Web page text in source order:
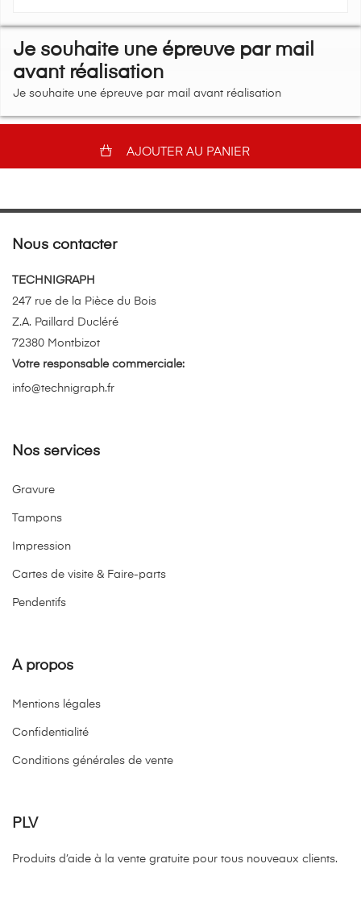
Je souhaite une épreuve par mail
avant réalisation
Je souhaite une épreuve par mail avant réalisation
AJOUTER AU PANIER
Nous contacter
TECHNIGRAPH
247 rue de la Pièce du Bois
Z.A. Paillard Ducléré
72380 Montbizot
Votre responsable commerciale:
info@technigraph.fr
Nos services
Gravure
Tampons
Impression
Cartes de visite & Faire-parts
Pendentifs
A propos
Mentions légales
Confidentialité
Conditions générales de vente
PLV
Produits d’aide à la vente gratuite pour tous nouveaux clients.